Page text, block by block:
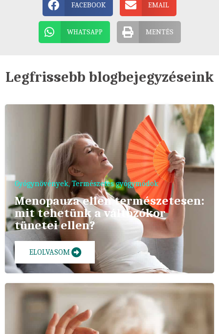
FACEBOOK EMAIL
WHATSAPP MENTÉS
Legfrissebb blogbejegyzéseink
Gyógynövények,Természetes gyógymódok
Menopauza ellen természetesen:
mit tehetünk a változókor
tünetei ellen?
ELOLVASOM